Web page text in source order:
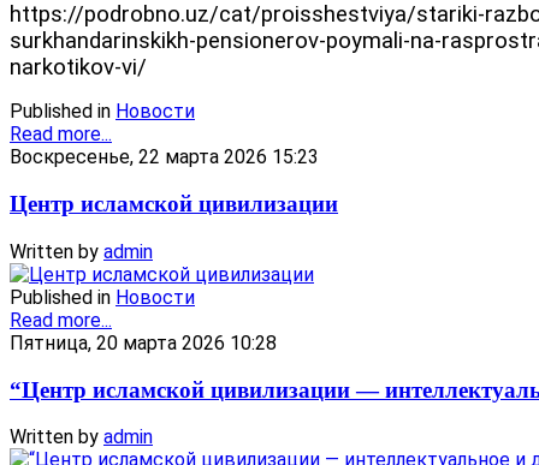
https://podrobno.uz/cat/proisshestviya/stariki-
surkhandarinskikh-pensionerov-poymali-na-
narkotikov-vi/
Published in Новости
Read more...
Воскресенье, 22 марта 2026 15:23
Центр исламской цивилизации
Written by admin
Published in Новости
Read more...
Пятница, 20 марта 2026 10:28
“Центр исламской цивилизации —
Written by admin